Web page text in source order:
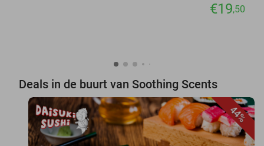
€19,50
Deals in de buurt van Soothing Scents
44%